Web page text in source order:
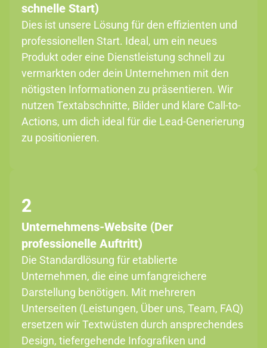
schnelle Start)
Dies ist unsere Lösung für den effizienten und
professionellen Start. Ideal, um ein neues
Produkt oder eine Dienstleistung schnell zu
vermarkten oder dein Unternehmen mit den
nötigsten Informationen zu präsentieren. Wir
nutzen Textabschnitte, Bilder und klare Call-to-
Actions, um dich ideal für die Lead-Generierung
zu positionieren.
2
Unternehmens-Website (Der
professionelle Auftritt)
Die Standardlösung für etablierte
Unternehmen, die eine umfangreichere
Darstellung benötigen. Mit mehreren
Unterseiten (Leistungen, Über uns, Team, FAQ)
ersetzen wir Textwüsten durch ansprechendes
Design, tiefergehende Infografiken und